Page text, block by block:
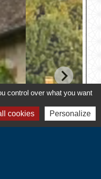
control over what you want
cookies Personalize